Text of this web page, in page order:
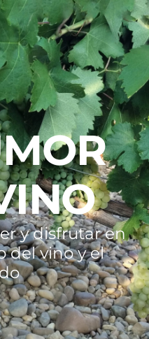
y disfrutar en
del vino y el